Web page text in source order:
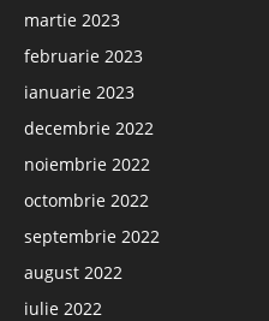
martie 2023
februarie 2023
ianuarie 2023
decembrie 2022
noiembrie 2022
octombrie 2022
septembrie 2022
august 2022
iulie 2022